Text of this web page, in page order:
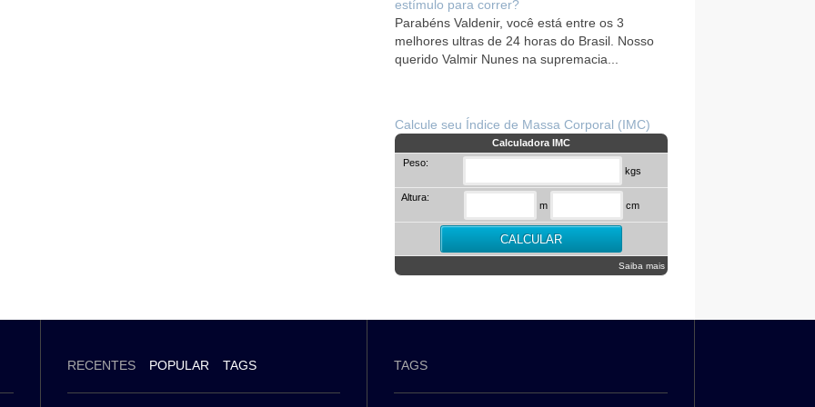
estímulo para correr?
Parabéns Valdenir, você está entre os 3
melhores ultras de 24 horas do Brasil. Nosso
querido Valmir Nunes na supremacia...
Calcule seu Índice de Massa Corporal (IMC)
Calculadora IMC
Peso:
kgs
Altura:
m cm
Saiba mais
RECENTES POPULAR TAGS TAGS